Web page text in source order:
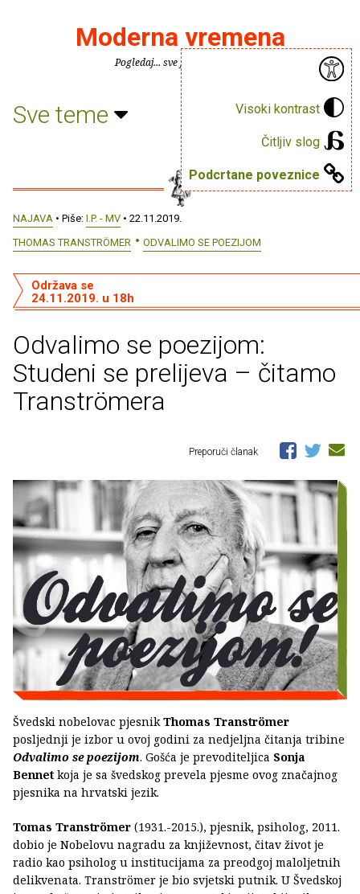
Visoki kontrast
Čitljiv slog
Podcrtane poveznice
Moderna vremena
Pogledaj... sve je puno knjiga.
Sve teme
NAJAVA • Piše: I.P. - MV • 22.11.2019.
THOMAS TRANSTRÖMER
ODVALIMO SE POEZIJOM
Odvalimo se poezijom:
Studeni se prelijeva – čitamo
Tranströmera
Održava se
24.11.2019. u 18h
Preporuči članak
Švedski nobelovac pjesnikThomas Tranströmer
posljednji je izbor u ovoj godini za nedjeljna čitanja tribine
Odvalimo se poezijom. Gošća je prevoditeljica Sonja
Bennet koja je sa švedskog prevela pjesme ovog značajnog
pjesnika na hrvatski jezik.
Tomas Tranströmer (1931.-2015.), pjesnik, psiholog, 2011.
dobio je Nobelovu nagradu za književnost, čitav život je
radio kao psiholog u institucijama za preodgoj maloljetnih
delikvenata. Tranströmer je bio svjetski putnik. U Švedskoj